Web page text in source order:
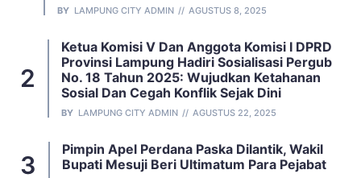
BY LAMPUNG CITY ADMIN AGUSTUS 8, 2025
Ketua Komisi V Dan Anggota Komisi I DPRD
Provinsi Lampung Hadiri Sosialisasi Pergub
No. 18 Tahun 2025: Wujudkan Ketahanan
Sosial Dan Cegah Konflik Sejak Dini
BY LAMPUNG CITY ADMIN AGUSTUS 22, 2025
Pimpin Apel Perdana Paska Dilantik, Wakil
Bupati Mesuji Beri Ultimatum Para Pejabat